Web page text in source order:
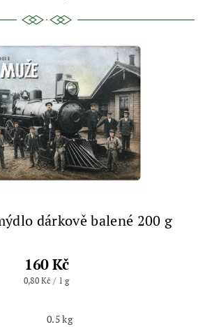
dárkově balené 200 g
160 Kč
0,80 Kč / 1 g
0.5 kg